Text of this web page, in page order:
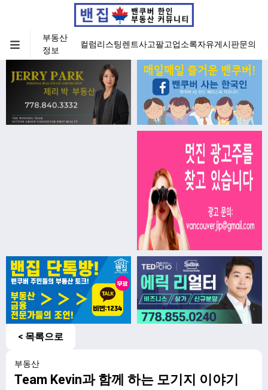
부동산
정보
컬럼리스팅렌트사고팔고업소록자유게시판문의
< 목록으로
부동산
Team Kevin과 함께 하는 모기지 이야기